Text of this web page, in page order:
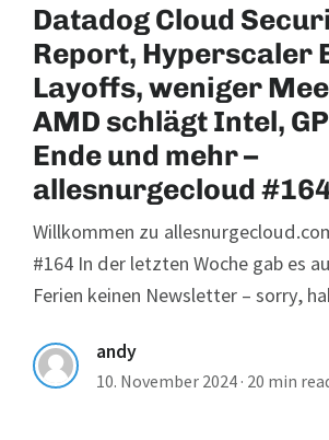
Datadog Cloud
Report, Hyperscaler
Layoffs, weniger
AMD schlägt Intel,
Ende und mehr –
allesnurgecloud
Willkommen zu
#164 In der letzten Woche gab es
Ferien keinen Newsletter – sorry,
andy
10. November 2024 · 20 min